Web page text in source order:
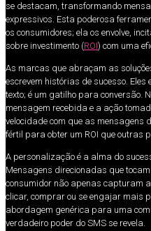
se destacam, transformando
expressivos. Esta poderosa
os consumidores; ela os envolve,
sobre investimento (ROI) com uma
As marcas que abraçam as
escrevem histórias de sucesso.
texto; é um gatilho para conversão.
mensagem recebida e a ação
velocidade com que as mensagens
fértil para obter um ROI que outras
A personalização é a alma do
Mensagens direcionadas que
consumidor não apenas capturam
clicar, comprar ou se engajar mais
abordagem genérica para uma
verdadeiro poder do SMS se revela.